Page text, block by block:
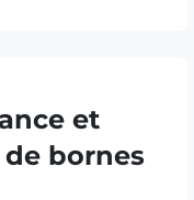
et
bornes